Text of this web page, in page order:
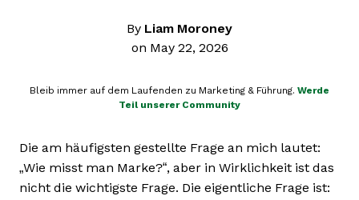
By Liam Moroney
on May 22, 2026
Bleib immer auf dem Laufenden zu Marketing & Führung. Werde
Teil unserer Community
Die am häufigsten gestellte Frage an mich lautet:
„Wie misst man Marke?“, aber in Wirklichkeit ist das
nicht die wichtigste Frage. Die eigentliche Frage ist: